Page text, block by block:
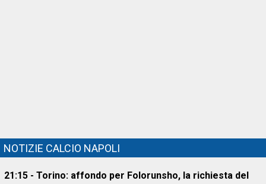
NOTIZIE CALCIO NAPOLI
21:15 - Torino: affondo per Folorunsho, la richiesta del